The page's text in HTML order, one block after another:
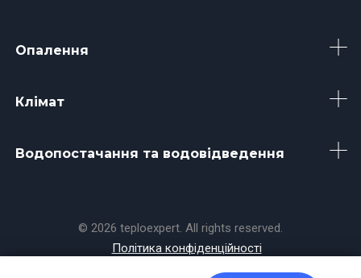
Опалення
Клімат
Водопостачання та водовідведення
© 2026 teploexpert. All rights reserved.
Політика конфіденційності